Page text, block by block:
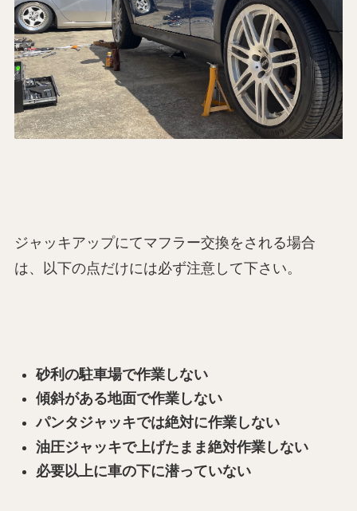
ジャッキアップにてマフラー交換をされる場合
は、以下の点だけには必ず注意して下さい。
砂利の駐車場で作業しない
傾斜がある地面で作業しない
パンタジャッキでは絶対に作業しない
油圧ジャッキで上げたまま絶対作業しない
必要以上に車の下に潜っていない